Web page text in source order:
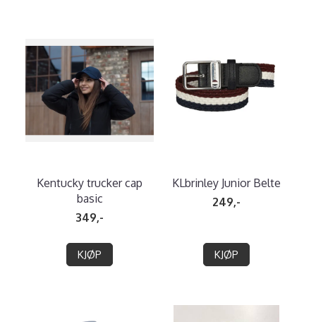
Kentucky trucker cap
basic
349,-
KJØP
KLbrinley Junior Belte
249,-
KJØP